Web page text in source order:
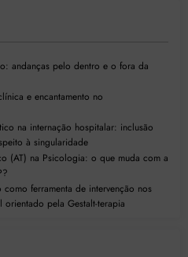
andanças pelo dentro e o fora da
e encantamento no
na internação hospitalar: inclusão
à singularidade
(AT) na Psicologia: o que muda com a
ferramenta de intervenção nos
orientado pela Gestalt-terapia